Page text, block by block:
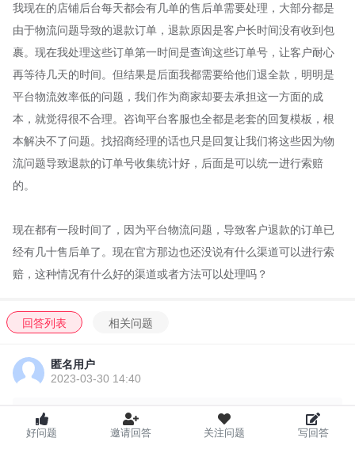
我现在的店铺后台每天都会有几单的售后单需要处理，大部分都是
由于物流问题导致的退款订单，退款原因是客户长时间没有收到包
裹。现在我处理这些订单第一时间是查询这些订单号，让客户耐心
再等待几天的时间。但结果是后面我都需要给他们退全款，明明是
平台物流效率低的问题，我们作为商家却要去承担这一方面的成
本，就觉得很不合理。咨询平台客服也全都是老套的回复模板，根
本解决不了问题。找招商经理的话也只是回复让我们将这些因为物
流问题导致退款的订单号收集统计好，后面是可以统一进行索赔
的。
现在都有一段时间了，因为平台物流问题，导致客户退款的订单已
经有几十售后单了。现在官方那边也还没说有什么渠道可以进行索
赔，这种情况有什么好的渠道或者方法可以处理吗？
回答列表 相关问题
匿名用户
2023-03-30 14:40
平台规则还不是很完善就是这样的，还是再找你们的招商
好问题 邀请回答 关注问题 写回答